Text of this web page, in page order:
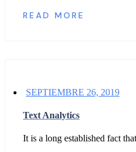
READ MORE
SEPTIEMBRE 26, 2019
Text Analytics
It is a long established fact